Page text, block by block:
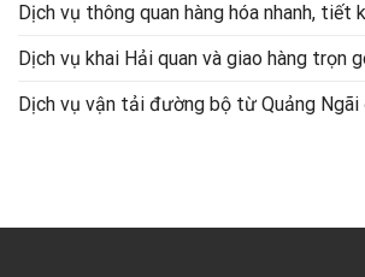
Dịch vụ thông quan hàng hóa nhanh, tiết
Dịch vụ khai Hải quan và giao hàng trọn
Dịch vụ vận tải đường bộ từ Quảng Ngãi